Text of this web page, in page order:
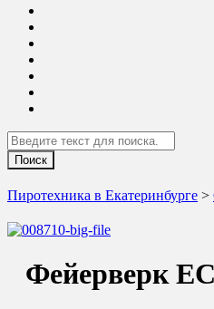
Search
Пиротехника в Екатеринбурге >
Фейерверк